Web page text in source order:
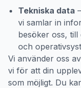
Tekniska data
vi samlar in
besöker oss, till
och
Vi använder oss
vi för att din
som möjligt. Du